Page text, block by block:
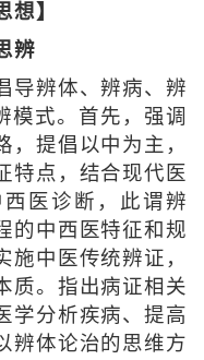
想】
辨
辨体、辨病、辨
模式。首先，强调
提倡以中为主，
特点，结合现代医
医诊断，此谓辨
的中西医特征和规
中医传统辨证，
质。指出病证相关
学分析疾病、提高
辨体论治的思维方